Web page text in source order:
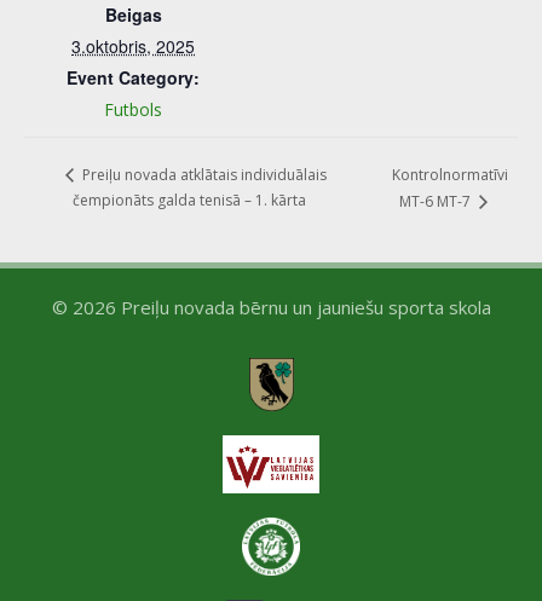
Beigas
3.oktobris, 2025
Event Category:
Futbols
Preiļu novada atklātais individuālais
čempionāts galda tenisā – 1. kārta
Kontrolnormatīvi
MT-6 MT-7
© 2026 Preiļu novada bērnu un jauniešu sporta skola